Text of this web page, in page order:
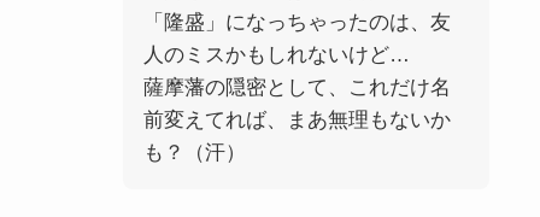
「隆盛」になっちゃったのは、友
人のミスかもしれないけど…
薩摩藩の隠密として、これだけ名
前変えてれば、まあ無理もないか
も？（汗）